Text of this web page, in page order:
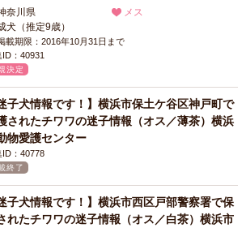
奈川県
メス
犬（推定9歳）
載期限：2016年10月31日まで
ID：40931
決定
迷子犬情報です！】横浜市保土ケ谷区神戸町で
されたチワワの迷子情報（オス／薄茶）横浜
物愛護センター
ID：40778
終了
迷子犬情報です！】横浜市西区戸部警察署で保
れたチワワの迷子情報（オス／白茶）横浜市